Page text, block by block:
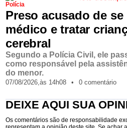
Polícia
Preso acusado de
médico e tratar
cerebral
Segundo a Polícia Civil, ele
como responsável pela
do menor.
07/08/2026,às 14h08 • 0 comentário
DEIXE AQUI SUA
Os comentários são de responsabilidade